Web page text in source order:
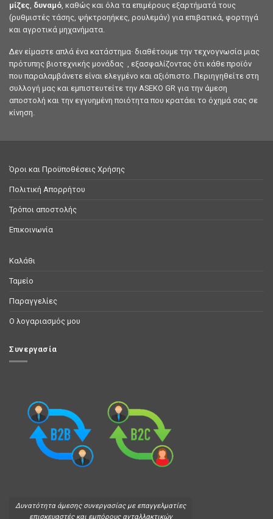
μίζες δυναμό , καθώς και όλα τα επιμέρους εξαρτήματά τους
(ρυθμιστές τάσης, ψήκτροηήκες, ρουλεμάν) για επιβατικά, φορτηγά
και αγροτικά μηχανήματα.
Δεν είμαστε απλά ένα κατάστημα· διαθέτουμε την τεχνογνωσία μιας
πρότυπης βιοτεχνικής μονάδας , εξασφαλίζοντας ότι κάθε προϊόν
που παραλαμβάνετε είναι ελεγμένο και αξιόπιστο. Περιηγηθείτε στη
συλλογή μας και εμπιστευτείτε την ASEKO GR για την άμεση
αποστολή και την εγγυημένη ποιότητα που κρατάει το όχημά σας σε
κίνηση.
Όροι και Προϋποθέσεις Χρήσης
Πολιτική Απορρήτου
Τρόποι αποστολής
Επικοινωνία
Καλάθι
Ταμείο
Παραγγελίες
Ο λογαριασμός μου
Συνεργασία
Δυνατότητα άμεσης συνεργασίας με επαγγελματίες
επισκευαστές και εμπόρους ανταλλακτικών